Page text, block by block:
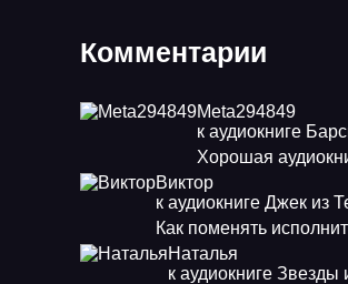
Комментарии
Meta294849
к аудиокниге
Хорошая
Виктор
к аудиокниге Джек из
Как поменять
Наталья
к аудиокниге